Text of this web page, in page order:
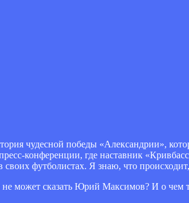
чудесной победы «Александрии»,
конференции, где наставник
своих футболистах. Я знаю, что
не может сказать Юрий Максимов? И о чем